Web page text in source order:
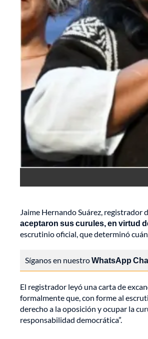
Jaime Hernando Suárez,
aceptaron sus curules, en virtud
escrutinio oficial, que determinó
Síganos en nuestroWhatsApp
El registrador leyó una carta de
formalmente que, con forme al
derecho a la oposición y ocupar la
responsabilidad democrática”.